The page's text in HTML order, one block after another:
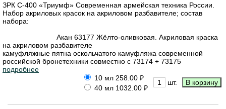
ЗРК С-400 «Триумф» Современная армейская техника России.
Набор акриловых красок на акриловом разбавителе; состав
набора:
Акан 63177 Жёлто-оливковая. Акриловая краска
на акриловом разбавителе
камуфляжные пятна оскольчатого камуфляжа современной
российской бронетехники совместно с 73174 + 73175
подробнее
10 мл 258.00 ₽
40 мл 1032.00 ₽
шт.